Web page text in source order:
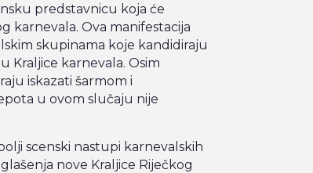
predstavnicu koja će
karnevala. Ova manifestacija
skupinama koje kandidiraju
Kraljice karnevala. Osim
iskazati šarmom i
u ovom slučaju nije
scenski nastupi karnevalskih
nove Kraljice Riječkog